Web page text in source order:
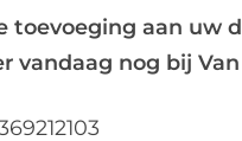
toevoeging aan uw
vandaag nog bij